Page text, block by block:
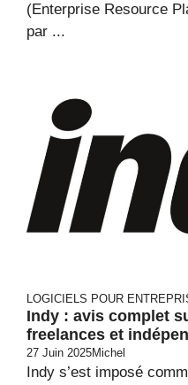
(Enterprise Resource
par ...
LOGICIELS POUR
Indy : avis complet
freelances et
27 Juin 2025Michel
Indy s’est imposé